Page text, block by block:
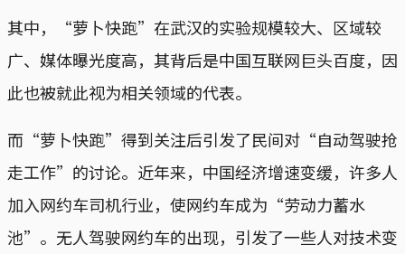
其中，“萝卜快跑”在武汉的实验规模较大、区域较
广、媒体曝光度高，其背后是中国互联网巨头百度，因
此也被就此视为相关领域的代表。
而“萝卜快跑”得到关注后引发了民间对“自动驾驶抢
走工作”的讨论。近年来，中国经济增速变缓，许多人
加入网约车司机行业，使网约车成为“劳动力蓄水
池”。无人驾驶网约车的出现，引发了一些人对技术变